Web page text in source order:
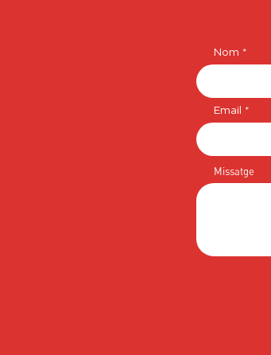
Nom
Email
Missatge